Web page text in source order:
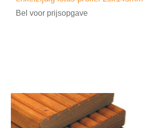
Bel voor prijsopgave